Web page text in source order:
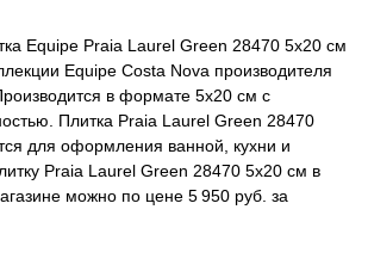
Equipe Praia Laurel Green 28470 5x20 см
Equipe Costa Nova производителя
в формате 5x20 см с
Плитка Praia Laurel Green 28470
для оформления ванной, кухни и
Praia Laurel Green 28470 5x20 см в
можно по цене 5 950 руб. за